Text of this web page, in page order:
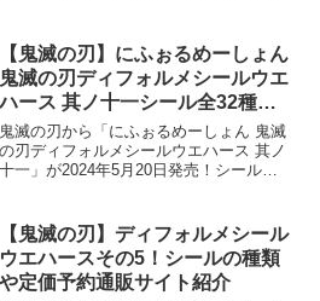
クレットも公開！
【鬼滅の刃】にふぉるめーしょん
鬼滅の刃ディフォルメシールウエ
ハース 其ノ十一シール全32種！
シークレットも！
鬼滅の刃から「にふぉるめーしょん 鬼滅
の刃ディフォルメシールウエハース 其ノ
十一」が2024年5月20日発売！シールの
なっています。販売店舗や通販サイトな
ども紹介します。
【鬼滅の刃】ディフォルメシール
ウエハースその5！シールの種類
や定価予約通販サイト紹介